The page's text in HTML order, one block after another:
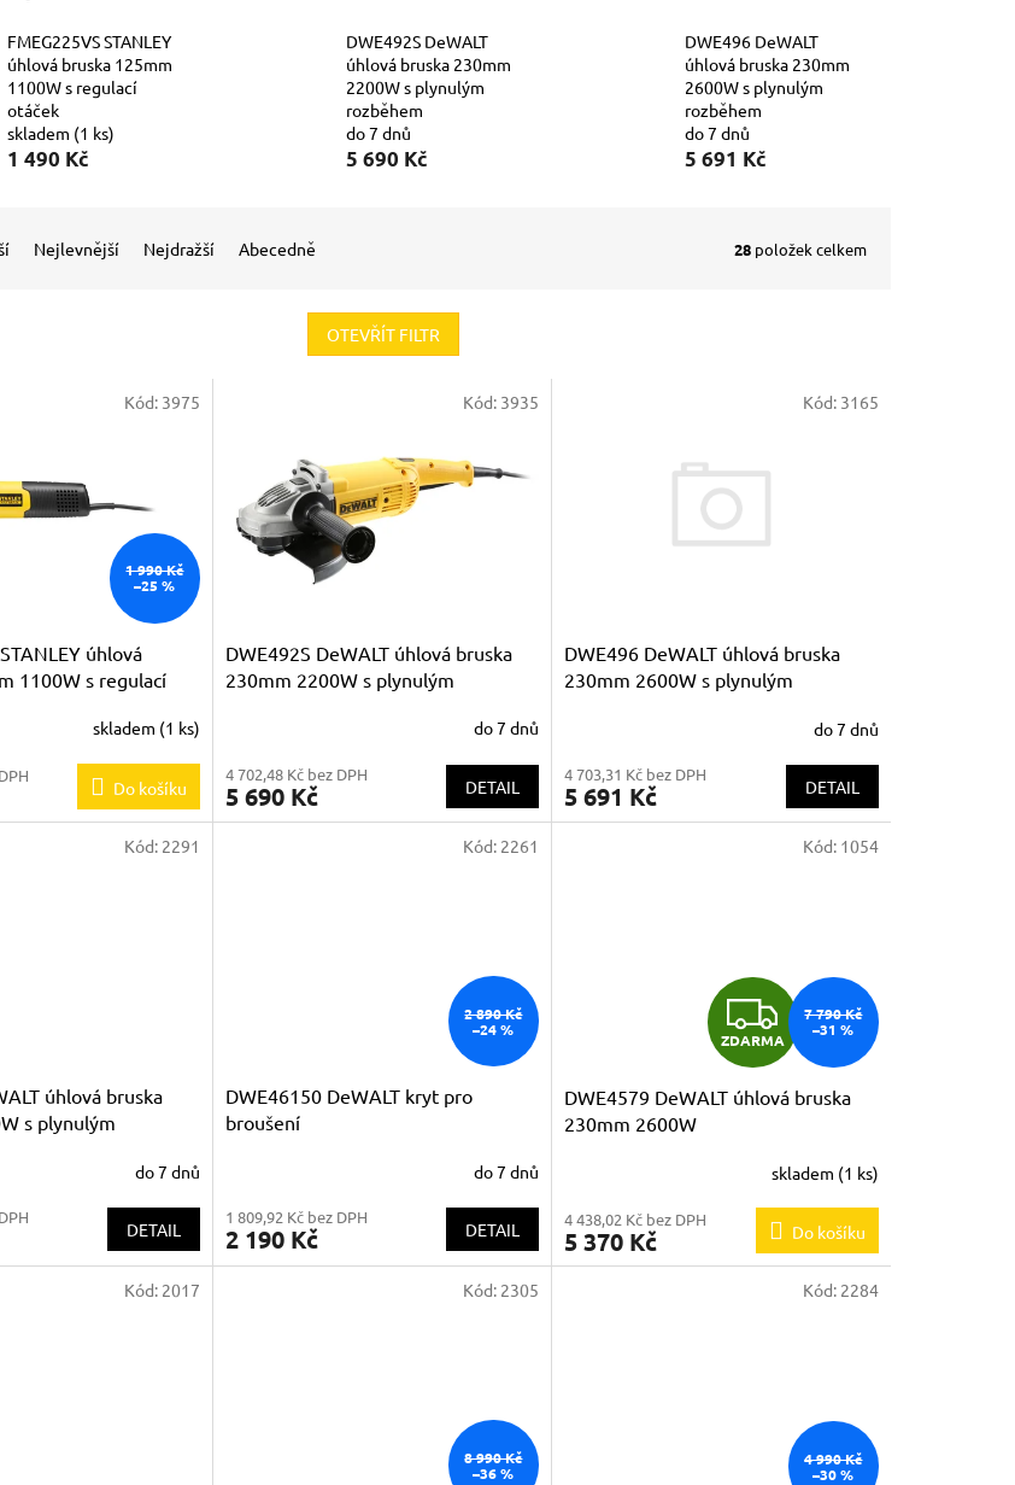
FMEG225VS STANLEY
úhlová bruska 125mm
1100W s regulací
otáček
skladem (1 ks)
1 490 Kč
DWE492S DeWALT
úhlová bruska 230mm
2200W s plynulým
rozběhem
do 7 dnů
5 690 Kč
DWE496 DeWALT
úhlová bruska 230mm
2600W s plynulým
rozběhem
do 7 dnů
5 691 Kč
Nejlevnější Nejdražší Abecedně 28 položek celkem
OTEVŘÍT FILTR
1 990 Kč
–25 %
úhlová
1100W s regulací
skladem (1 ks)
Do košíku
Kód: 3975
DWE492S DeWALT úhlová bruska
230mm 2200W s plynulým
do 7 dnů
4 702,48 Kč bez DPH
5 690 Kč DETAIL
Kód: 3935
DWE496 DeWALT úhlová bruska
230mm 2600W s plynulým
do 7 dnů
4 703,31 Kč bez DPH
5 691 Kč DETAIL
Kód: 3165
úhlová bruska
s plynulým
do 7 dnů
DETAIL
Kód: 2291
2 890 Kč
–24 %
DWE46150 DeWALT kryt pro
broušení
do 7 dnů
1 809,92 Kč bez DPH
2 190 Kč DETAIL
Kód: 2261
Z
D
A
R
M
A
ZDARMA
7 790 Kč
–31 %
DWE4579 DeWALT úhlová bruska
230mm 2600W
skladem (1 ks)
4 438,02 Kč bez DPH
5 370 Kč Do košíku
Kód: 1054
Kód: 2017
8 990 Kč
–36 %
Kód: 2305
4 990 Kč
–30 %
Kód: 2284